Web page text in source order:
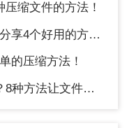
缩文件的方法！
的方法，简单又快捷！
的压缩方法！
让文件轻松"瘦身"！